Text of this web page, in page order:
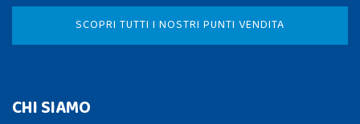
SCOPRI TUTTI I NOSTRI PUNTI VENDITA
CHI SIAMO